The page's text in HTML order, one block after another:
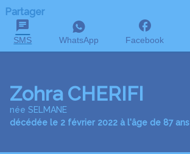
Partager
SMS WhatsApp Facebook
Zohra CHERIFI
née SELMANE
décédée le 2 février 2022 à l'âge de 87 ans